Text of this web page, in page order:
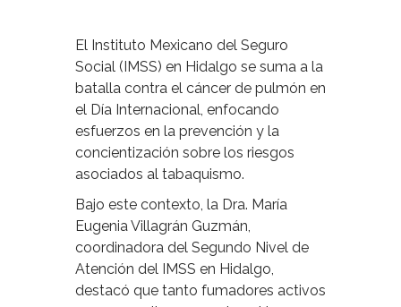
El Instituto Mexicano del Seguro
Social (IMSS) en Hidalgo se suma a la
batalla contra el cáncer de pulmón en
el Día Internacional, enfocando
esfuerzos en la prevención y la
concientización sobre los riesgos
asociados al tabaquismo.
Bajo este contexto, la Dra. María
Eugenia Villagrán Guzmán,
coordinadora del Segundo Nivel de
Atención del IMSS en Hidalgo,
destacó que tanto fumadores activos